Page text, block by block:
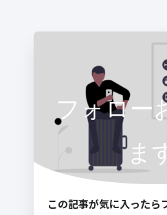
フォロー
ま
この記事が気に入ったら